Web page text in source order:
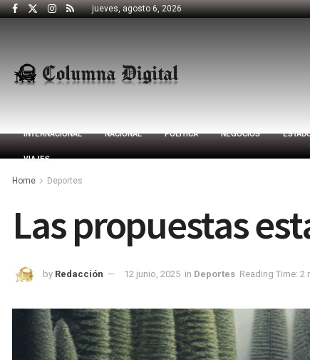
jueves, agosto 6, 2026
INTERNACIONAL NACIONAL POLÍTICA NEGOCIOS
VIAJES
Home Deportes
Las propuestas
by Redacción 12 junio, 2025 in Deportes Reading Time: 2